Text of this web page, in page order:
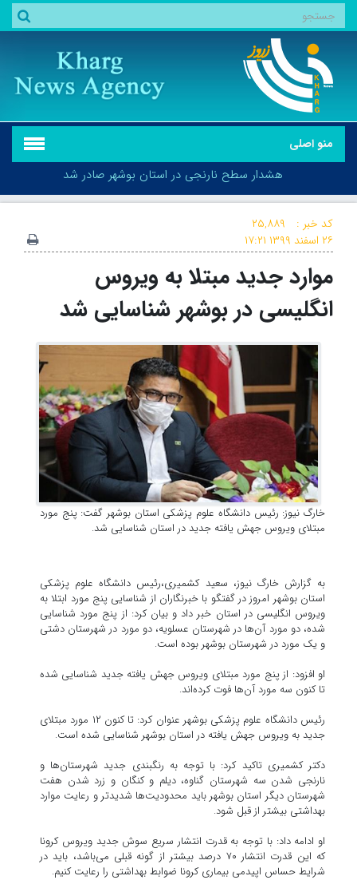
منو اصلی
هشدار سطح نارنجی در استان بوشهر صادر شد
هشدار سطح نارنجی در استان بوشهر صادر شد
کد خبر :
۲۵,۸۸۹
۲۶ اسفند ۱۳۹۹
۱۷:۲۱
موارد جدید مبتلا به ویروس
انگلیسی در بوشهر شناسایی شد
خارگ نیوز: رئیس دانشگاه علوم پزشکی استان بوشهر گفت: پنج مورد
مبتلای ویروس جهش یافته جدید در استان شناسایی شد.
به گزارش خارگ نیوز، سعید کشمیری،رئیس دانشگاه علوم پزشکی
استان بوشهر امروز در گفتگو با خبرنگاران از شناسایی پنج مورد ابتلا به
ویروس انگلیسی در استان خبر داد و بیان کرد: از پنج مورد شناسایی
شده، دو مورد آن‌ها در شهرستان عسلویه، دو مورد در شهرستان دشتی
و یک مورد در شهرستان بوشهر بوده است.
او افزود: از پنج مورد مبتلای ویروس جهش یافته جدید شناسایی شده
تا کنون سه مورد آن‌ها فوت کرده‌اند.
رئیس دانشگاه علوم پزشکی بوشهر عنوان کرد: تا کنون ۱۲ مورد مبتلای
جدید به ویروس جهش یافته در استان بوشهر شناسایی شده است.
دکتر کشمیری تاکید کرد: با توجه به رنگبندی جدید شهرستان‌ها و
نارنجی شدن سه شهرستان گناوه، دیلم و کنگان و زرد شدن هفت
شهرستان دیگر استان بوشهر باید محدودیت‌ها شدیدتر و رعایت موارد
بهداشتی بیشتر از قبل شود.
او ادامه داد: با توجه به قدرت انتشار سریع سوش جدید ویروس کرونا
که این قدرت انتشار ۷۰ درصد بیشتر از گونه قبلی می‌باشد، باید در
شرایط حساس اپیدمی بیماری کرونا ضوابط بهداشتی را رعایت کنیم.